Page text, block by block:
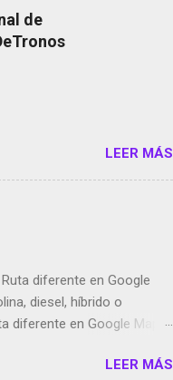
Media GoBee - StartUp
Vodafone: me siento
http://amzn.to/2z1UkPK
de
LEER MÁS
diferente en Google
diesel, híbrido o
diferente en Google Maps.
de Alphabet, laLEER MÁS